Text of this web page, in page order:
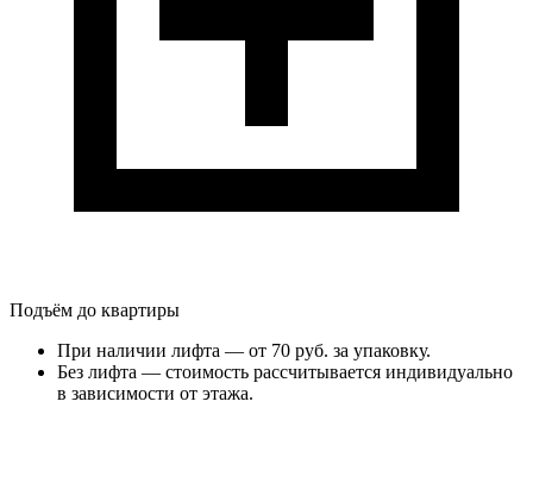
Подъём до квартиры
При наличии лифта — от 70 руб. за упаковку.
Без лифта — стоимость рассчитывается индивидуально
в зависимости от этажа.